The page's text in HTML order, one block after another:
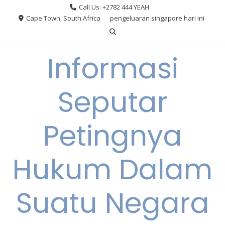
Call Us: +2782 444 YEAH
Cape Town, South Africa
pengeluaran singapore hari ini
Informasi
Seputar
Petingnya
Hukum Dalam
Suatu Negara